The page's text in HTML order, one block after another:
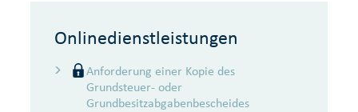
Onlinedienstleistungen
Anforderung einer Kopie des
Grundsteuer- oder
Grundbesitzabgabenbescheides